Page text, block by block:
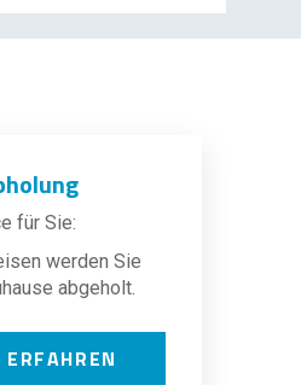
für Sie:
werden Sie
abgeholt.